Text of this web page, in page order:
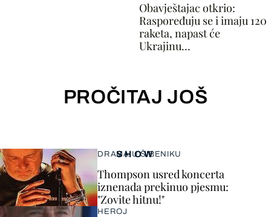
Obavještajac otkrio:
Raspoređuju se i imaju 120
raketa, napast će
Ukrajinu...
PROČITAJ JOŠ
SHOW
DRAMA U ŠIBENIKU
Thompson usred koncerta
iznenada prekinuo pjesmu:
"Zovite hitnu!"
HEROJ